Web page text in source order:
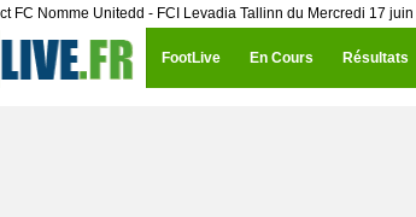
FC Nomme Unitedd - FCI Levadia Tallinn du Mercredi 17
FootLive En Cours Résultats